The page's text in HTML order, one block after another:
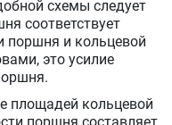
схемы следует
соответствует
поршня и кольцевой
это усилие
площадей кольцевой